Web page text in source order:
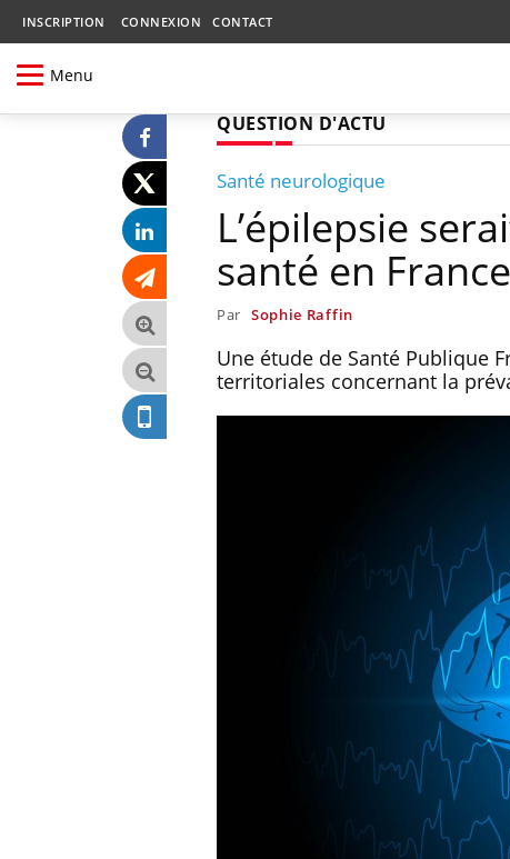
INSCRIPTION CONNEXION CONTACT
Menu
QUESTION D'ACTU
Santé neurologique
L’épilepsie
santé en France
Par Sophie Raffin
Une étude de Santé Publique
territoriales concernant la
Mon enfant est-il trop
sensible ou simplement
très empathique ?
Bébés, jeunes enfants :
pharmacie pour les
Syndrome métabolique :
quels sont les meilleurs
exercices physiques ?